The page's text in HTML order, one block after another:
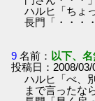
ハルヒ「ちょ
長門「・・・
9 名前： 以下、
投稿日：2008/
ハルヒ「べ、
まで言ったな